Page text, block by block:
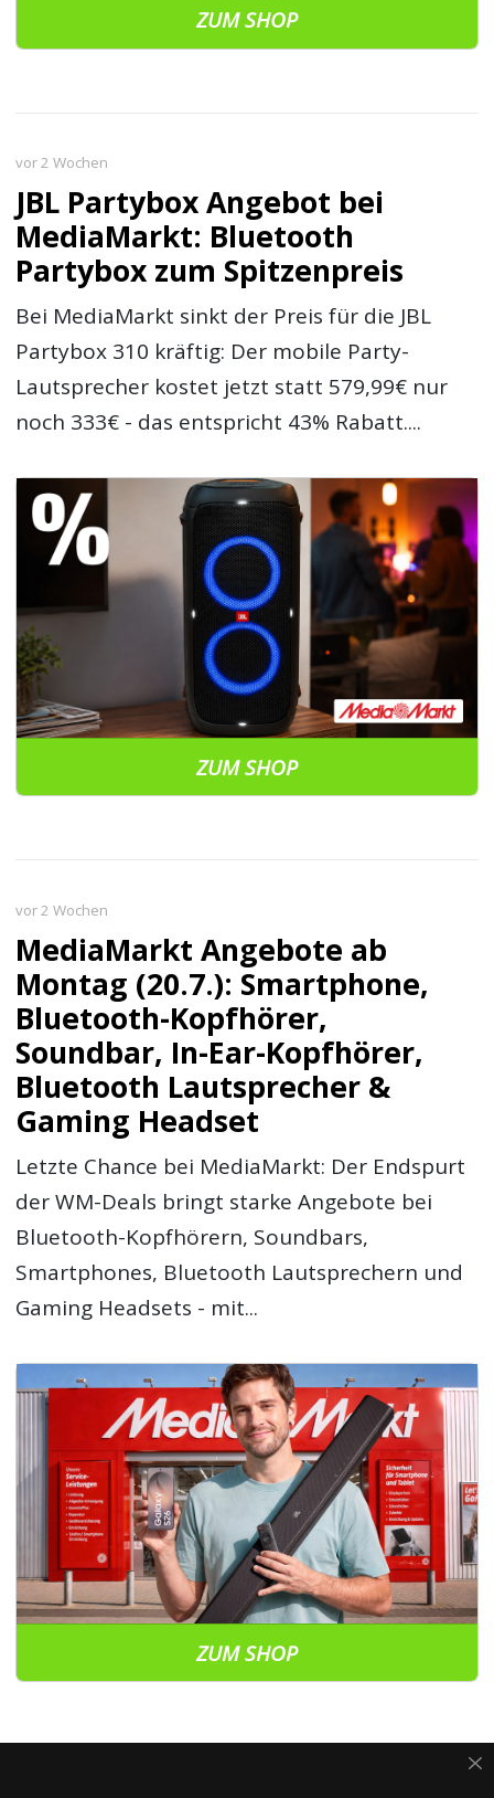
ZUM SHOP
vor 2 Wochen
JBL Partybox Angebot bei
MediaMarkt: Bluetooth
Partybox zum Spitzenpreis
Bei MediaMarkt sinkt der Preis für die JBL
Partybox 310 kräftig: Der mobile Party-
Lautsprecher kostet jetzt statt 579,99€ nur
noch 333€ - das entspricht 43% Rabatt....
ZUM SHOP
vor 2 Wochen
MediaMarkt Angebote ab
Montag (20.7.): Smartphone,
Bluetooth-Kopfhörer,
Soundbar, In-Ear-Kopfhörer,
Bluetooth Lautsprecher &
Gaming Headset
Letzte Chance bei MediaMarkt: Der Endspurt
der WM-Deals bringt starke Angebote bei
Bluetooth-Kopfhörern, Soundbars,
Smartphones, Bluetooth Lautsprechern und
Gaming Headsets - mit...
ZUM SHOP